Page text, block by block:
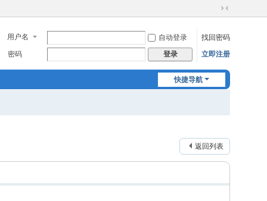
切
到
窄
用户名 自动登录
找回密码
密码
登录 立即注册
快捷导航
返回列表